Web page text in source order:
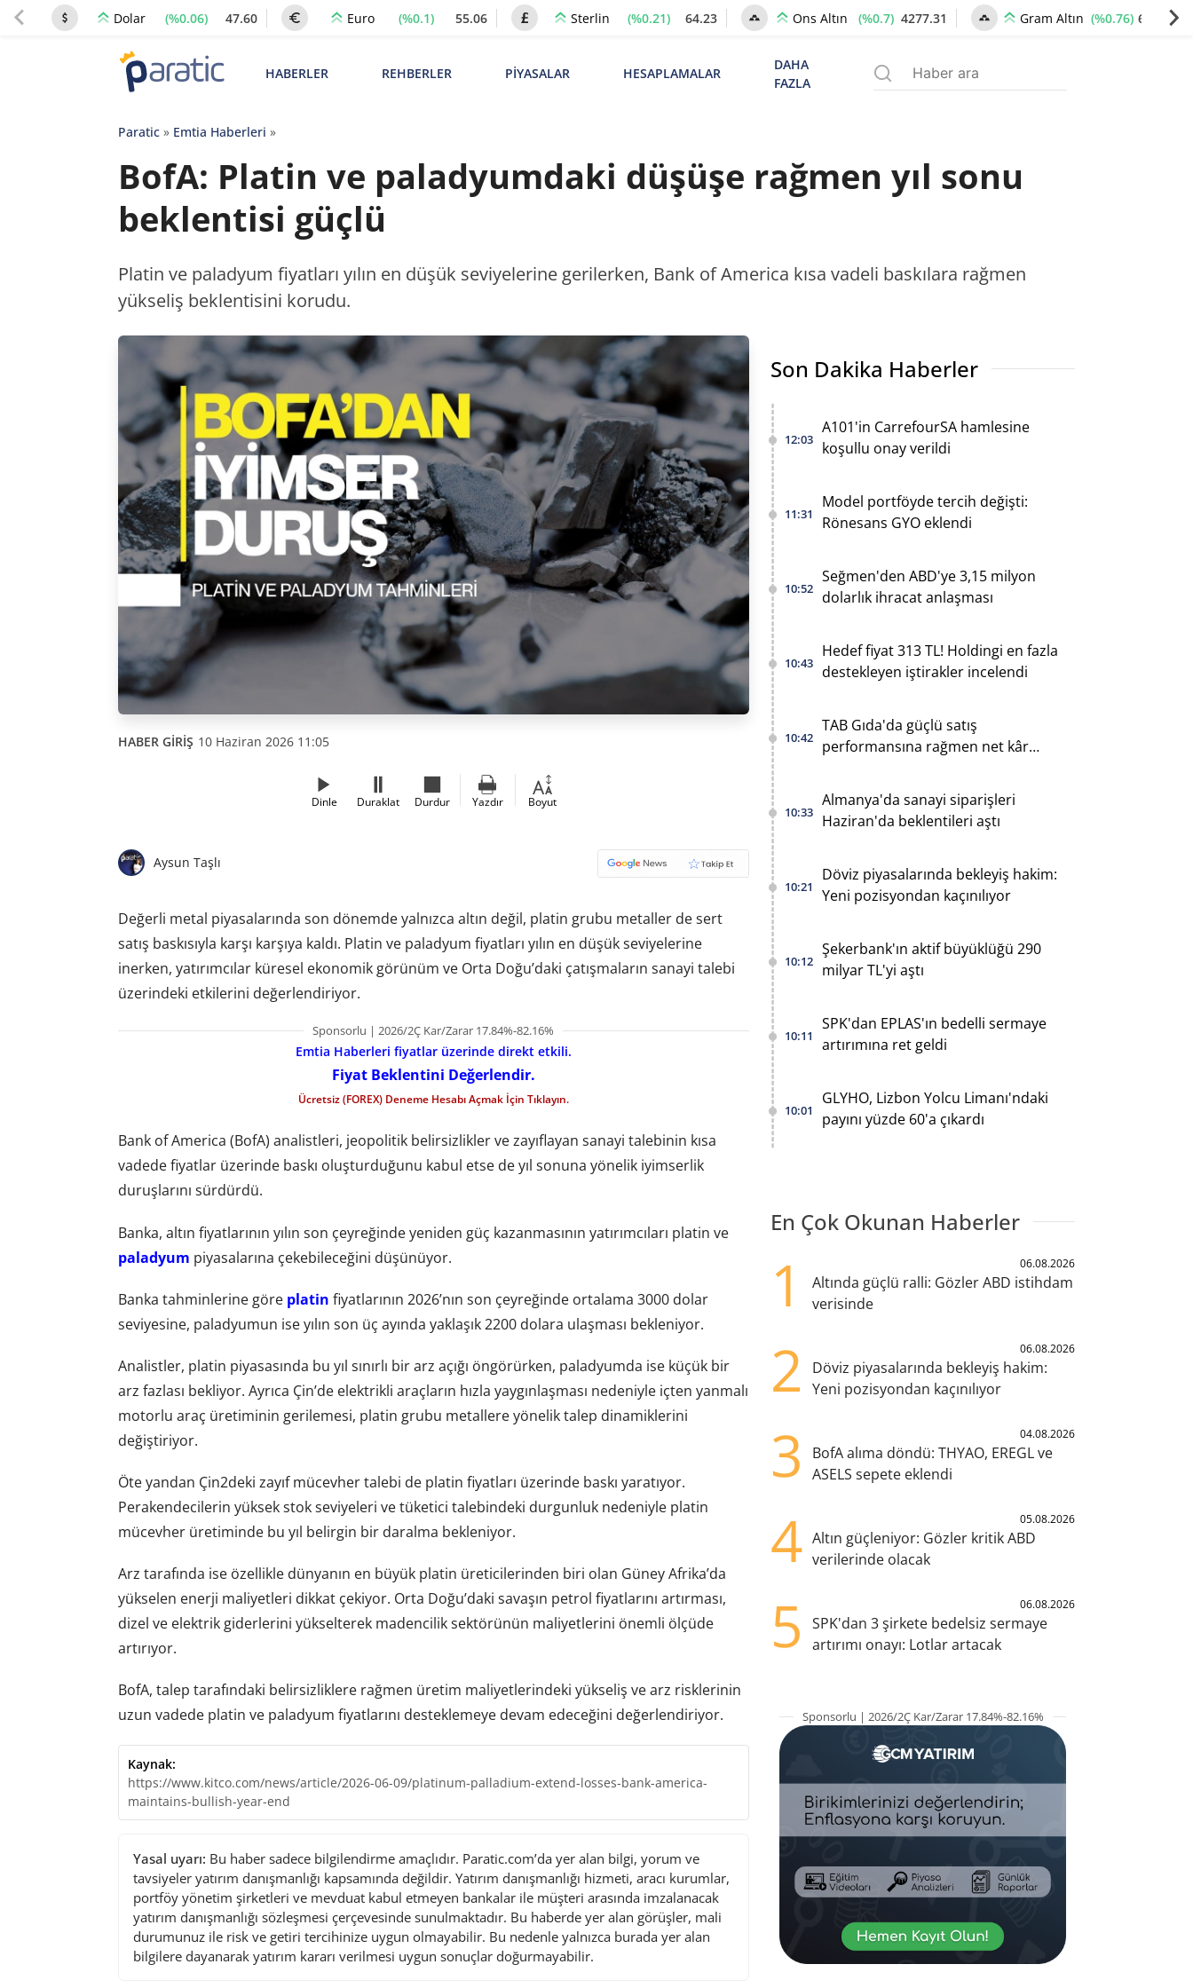
Dolar (%0.06) 47.60 Euro (%0.1) 55.06 Sterlin (%0.21) 64.23 Ons Altın (%0.7) 4277.31 Gram Altın (%0.76) 6545.71
HABERLER REHBERLER PİYASALAR HESAPLAMALAR
DAHA
FAZLA
Paratic» Emtia Haberleri »
BofA: Platin ve paladyumdaki düşüşe rağmen yıl sonu
beklentisi güçlü
Platin ve paladyum fiyatları yılın en düşük seviyelerine gerilerken, Bank of America kısa vadeli baskılara rağmen
yükseliş beklentisini korudu.
HABER GİRİŞ 10 Haziran 2026 11:05
Dinle Duraklat Durdur Yazdır Boyut
Aysun Taşlı
Değerli metal piyasalarında son dönemde yalnızca altın değil, platin grubu metaller de sert
satış baskısıyla karşı karşıya kaldı. Platin ve paladyum fiyatları yılın en düşük seviyelerine
inerken, yatırımcılar küresel ekonomik görünüm ve Orta Doğu’daki çatışmaların sanayi talebi
üzerindeki etkilerini değerlendiriyor.
Sponsorlu | 2026/2Ç Kar/Zarar 17.84%-82.16%
Emtia Haberleri fiyatlar üzerinde direkt etkili.
Fiyat Beklentini Değerlendir.
Ücretsiz (FOREX) Deneme Hesabı Açmak İçin Tıklayın.
Bank of America (BofA) analistleri, jeopolitik belirsizlikler ve zayıflayan sanayi talebinin kısa
vadede fiyatlar üzerinde baskı oluşturduğunu kabul etse de yıl sonuna yönelik iyimserlik
duruşlarını sürdürdü.
Banka, altın fiyatlarının yılın son çeyreğinde yeniden güç kazanmasının yatırımcıları platin ve
paladyum piyasalarına çekebileceğini düşünüyor.
Banka tahminlerine göre platin fiyatlarının 2026’nın son çeyreğinde ortalama 3000 dolar
seviyesine, paladyumun ise yılın son üç ayında yaklaşık 2200 dolara ulaşması bekleniyor.
Analistler, platin piyasasında bu yıl sınırlı bir arz açığı öngörürken, paladyumda ise küçük bir
arz fazlası bekliyor. Ayrıca Çin’de elektrikli araçların hızla yaygınlaşması nedeniyle içten yanmalı
motorlu araç üretiminin gerilemesi, platin grubu metallere yönelik talep dinamiklerini
değiştiriyor.
Öte yandan Çin2deki zayıf mücevher talebi de platin fiyatları üzerinde baskı yaratıyor.
Perakendecilerin yüksek stok seviyeleri ve tüketici talebindeki durgunluk nedeniyle platin
mücevher üretiminde bu yıl belirgin bir daralma bekleniyor.
Arz tarafında ise özellikle dünyanın en büyük platin üreticilerinden biri olan Güney Afrika’da
yükselen enerji maliyetleri dikkat çekiyor. Orta Doğu’daki savaşın petrol fiyatlarını artırması,
dizel ve elektrik giderlerini yükselterek madencilik sektörünün maliyetlerini önemli ölçüde
artırıyor.
BofA, talep tarafındaki belirsizliklere rağmen üretim maliyetlerindeki yükseliş ve arz risklerinin
uzun vadede platin ve paladyum fiyatlarını desteklemeye devam edeceğini değerlendiriyor.
Kaynak:
https://www.kitco.com/news/article/2026-06-09/platinum-palladium-extend-losses-bank-america-
maintains-bullish-year-end
Yasal uyarı: Bu haber sadece bilgilendirme amaçlıdır. Paratic.com’da yer alan bilgi, yorum ve
tavsiyeler yatırım danışmanlığı kapsamında değildir. Yatırım danışmanlığı hizmeti, aracı kurumlar,
portföy yönetim şirketleri ve mevduat kabul etmeyen bankalar ile müşteri arasında imzalanacak
yatırım danışmanlığı sözleşmesi çerçevesinde sunulmaktadır. Bu haberde yer alan görüşler, mali
durumunuz ile risk ve getiri tercihinize uygun olmayabilir. Bu nedenle yalnızca burada yer alan
bilgilere dayanarak yatırım kararı verilmesi uygun sonuçlar doğurmayabilir.
Son Dakika Haberler
12:03
A101'in CarrefourSA hamlesine
koşullu onay verildi
11:31
Model portföyde tercih değişti:
Rönesans GYO eklendi
10:52
Seğmen'den ABD'ye 3,15 milyon
dolarlık ihracat anlaşması
10:43
Hedef fiyat 313 TL! Holdingi en fazla
destekleyen iştirakler incelendi
10:42
TAB Gıda'da güçlü satış
performansına rağmen net kâr
10:33
Almanya'da sanayi siparişleri
Haziran'da beklentileri aştı
10:21
Döviz piyasalarında bekleyiş hakim:
Yeni pozisyondan kaçınılıyor
10:12
Şekerbank'ın aktif büyüklüğü 290
milyar TL'yi aştı
10:11
SPK'dan EPLAS'ın bedelli sermaye
artırımına ret geldi
10:01
GLYHO, Lizbon Yolcu Limanı'ndaki
payını yüzde 60'a çıkardı
En Çok Okunan Haberler
1 06.08.2026
Altında güçlü ralli: Gözler ABD istihdam
verisinde
2 06.08.2026
Döviz piyasalarında bekleyiş hakim:
Yeni pozisyondan kaçınılıyor
3 04.08.2026
BofA alıma döndü: THYAO, EREGL ve
ASELS sepete eklendi
4 05.08.2026
Altın güçleniyor: Gözler kritik ABD
verilerinde olacak
5 06.08.2026
SPK'dan 3 şirkete bedelsiz sermaye
artırımı onayı: Lotlar artacak
Sponsorlu | 2026/2Ç Kar/Zarar 17.84%-82.16%